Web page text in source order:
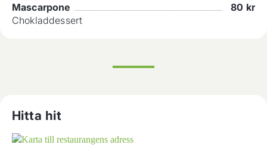
Mascarpone
80 kr
Chokladdessert
Hitta hit